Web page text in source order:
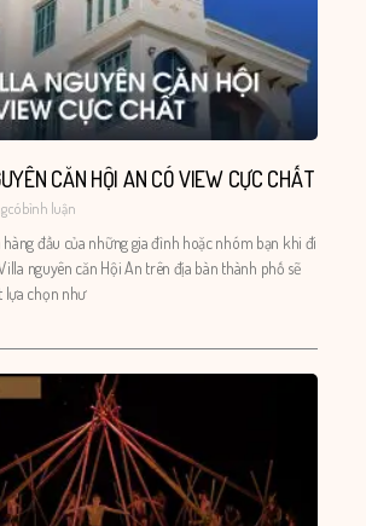
CĂN HỘI AN CÓ VIEW CỰC CHẤT
có bình luận
hàng đầu của những gia đình hoặc nhóm bạn khi đi
nguyên căn Hội An trên địa bàn thành phố sẽ
lựa chọn như